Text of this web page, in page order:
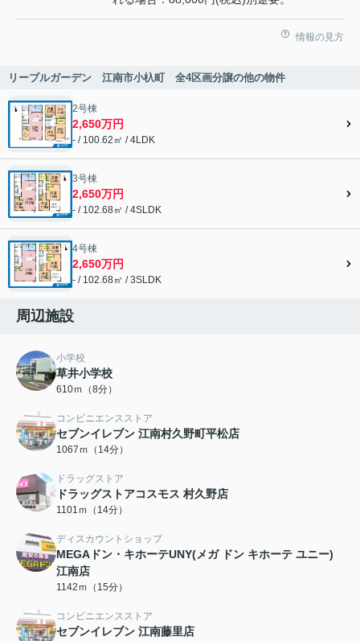
情報の見方
リーブルガーデン 江南市小杁町 全4区画分譲の他の物件
2号棟
2,650万円
- / 100.62㎡ / 4LDK
3号棟
2,650万円
- / 102.68㎡ / 4SLDK
4号棟
2,650万円
- / 102.68㎡ / 3SLDK
周辺施設
小学校
草井小学校
610ｍ（8分）
コンビニエンスストア
セブンイレブン 江南村久野町平松店
1067ｍ（14分）
ドラッグストア
ドラッグストアコスモス 村久野店
1101ｍ（14分）
ディスカウントショップ
MEGAドン・キホーテUNY(メガ ドン キホーテ ユニー)
江南店
1142ｍ（15分）
コンビニエンスストア
セブンイレブン 江南藤里店